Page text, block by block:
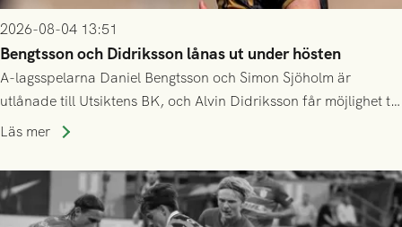
2026-08-04 13:51
Bengtsson och Didriksson lånas ut under hösten
A-lagsspelarna Daniel Bengtsson och Simon Sjöholm är
utlånade till Utsiktens BK, och Alvin Didriksson får möjlighet till
speltid i Hestrafors genom föreningssamarbete.
Läs mer